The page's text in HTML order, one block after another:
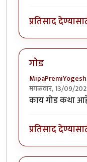
प्रतिसाद
गोड
MipaPremiYogesh
मंगळवार, 13/09/
काय गोड कथा
प्रतिसाद